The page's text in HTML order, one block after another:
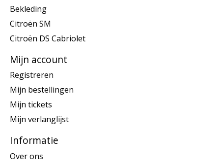
Bekleding
Citroën SM
Citroën DS Cabriolet
Mijn account
Registreren
Mijn bestellingen
Mijn tickets
Mijn verlanglijst
Informatie
Over ons